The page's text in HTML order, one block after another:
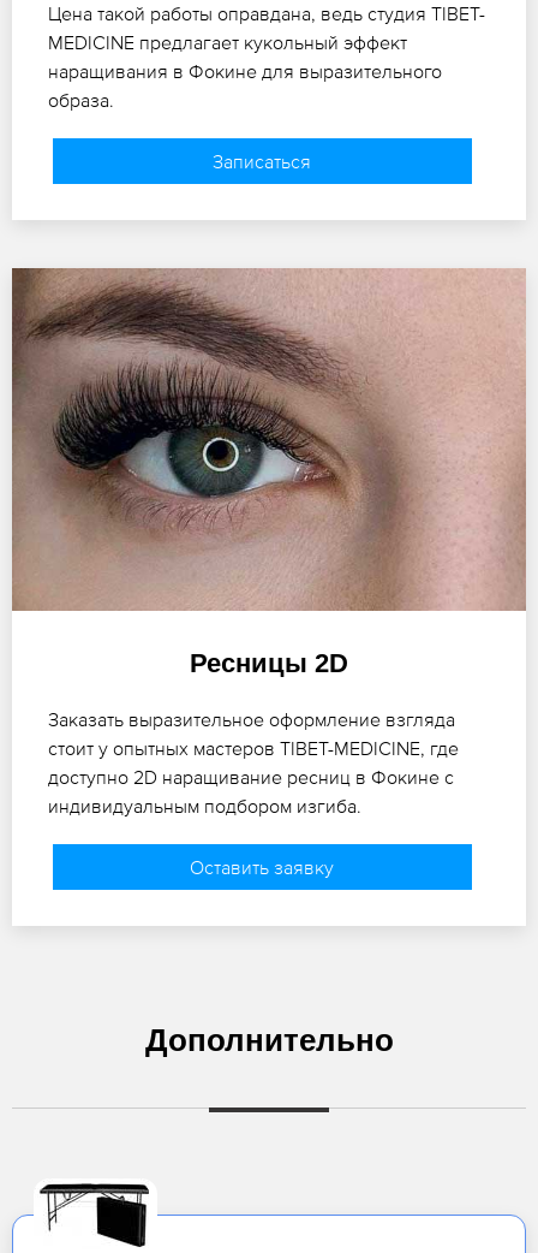
Цена такой работы оправдана, ведь студия TIBET-
MEDICINE предлагает кукольный эффект
наращивания в Фокине для выразительного
образа.
Записаться
Ресницы 2D
Заказать выразительное оформление взгляда
стоит у опытных мастеров TIBET-MEDICINE, где
доступно 2D наращивание ресниц в Фокине с
индивидуальным подбором изгиба.
Оставить заявку
Дополнительно